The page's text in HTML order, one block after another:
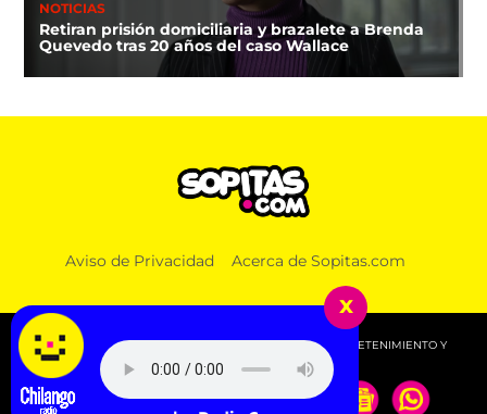
NOTICIAS
Retiran prisión domiciliaria y brazalete a Brenda
Quevedo tras 20 años del caso Wallace
Aviso de Privacidad Acerca de Sopitas.com
© 2026 SOPITAS.COM - MÚSICA, NOTICIAS, DEPORTES, ENTRETENIMIENTO Y
MÁS!.
x